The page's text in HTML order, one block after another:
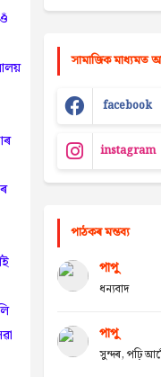
সামাজিক
facebook
instagram
পাঠকৰ মন্তব্য
পাপু
ধন্যবাদ
পাপু
সুন্দৰ, পঢ়ি